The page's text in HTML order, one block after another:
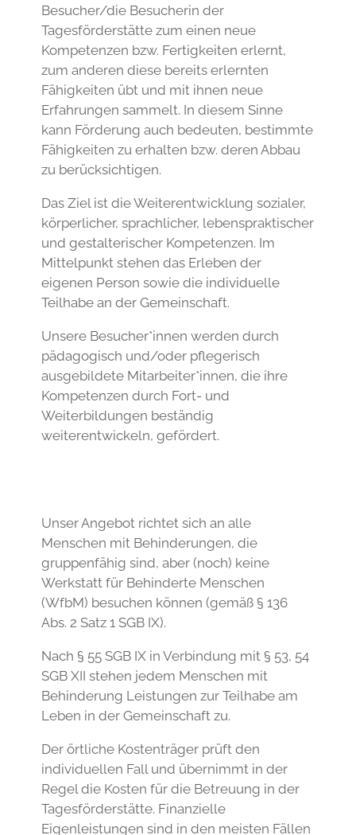
Besucher/die Besucherin der
Tagesförderstätte zum einen neue
Kompetenzen bzw. Fertigkeiten erlernt,
zum anderen diese bereits erlernten
Fähigkeiten übt und mit ihnen neue
Erfahrungen sammelt. In diesem Sinne
kann Förderung auch bedeuten, bestimmte
Fähigkeiten zu erhalten bzw. deren Abbau
zu berücksichtigen.
Das Ziel ist die Weiterentwicklung sozialer,
körperlicher, sprachlicher, lebenspraktischer
und gestalterischer Kompetenzen. Im
Mittelpunkt stehen das Erleben der
eigenen Person sowie die individuelle
Teilhabe an der Gemeinschaft.
Unsere Besucher*innen werden durch
pädagogisch und/oder pflegerisch
ausgebildete Mitarbeiter*innen, die ihre
Kompetenzen durch Fort- und
Weiterbildungen beständig
weiterentwickeln, gefördert.
Unser Angebot richtet sich an alle
Menschen mit Behinderungen, die
gruppenfähig sind, aber (noch) keine
Werkstatt für Behinderte Menschen
(WfbM) besuchen können (gemäß § 136
Abs. 2 Satz 1 SGB IX).